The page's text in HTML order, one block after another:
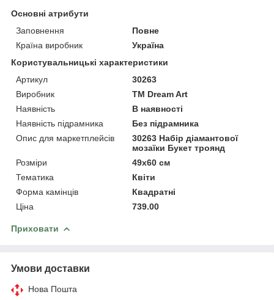
Основні атрибути
Заповнення
Повне
Країна виробник
Україна
Користувальницькі характеристики
Артикул
30263
Виробник
ТМ Dream Art
Наявність
В наявності
Наявність підрамника
Без підрамника
Опис для маркетплейсів
30263 Набір діамантової
мозаїки Букет троянд
Розміри
49x60 см
Тематика
Квіти
Форма камінців
Квадратні
Ціна
739.00
Приховати
Умови доставки
Нова Пошта